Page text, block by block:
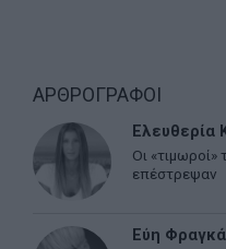
ΑΡΘΡΟΓΡΑΦΟΙ
Ελευθερία
Οι
επέστρεψαν
Εύη